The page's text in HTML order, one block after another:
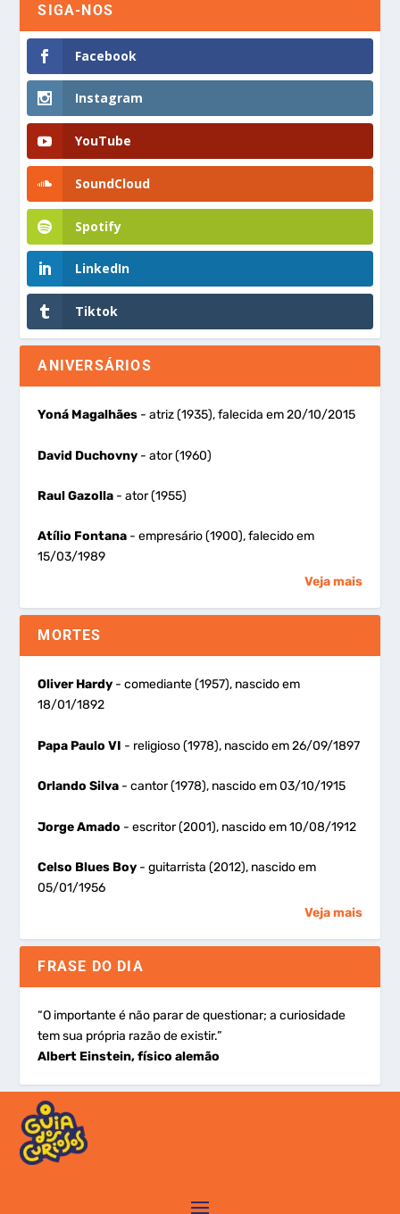
SIGA-NOS
Facebook
Instagram
YouTube
SoundCloud
Spotify
LinkedIn
Tiktok
ANIVERSÁRIOS
Yoná Magalhães - atriz (1935), falecida em 20/10/2015
David Duchovny - ator (1960)
Raul Gazolla - ator (1955)
Atílio Fontana - empresário (1900), falecido em
15/03/1989
Veja mais
MORTES
Oliver Hardy - comediante (1957), nascido em
18/01/1892
Papa Paulo VI - religioso (1978), nascido em 26/09/1897
Orlando Silva - cantor (1978), nascido em 03/10/1915
Jorge Amado - escritor (2001), nascido em 10/08/1912
Celso Blues Boy - guitarrista (2012), nascido em
05/01/1956
Veja mais
FRASE DO DIA
“O importante é não parar de questionar; a curiosidade
tem sua própria razão de existir.”
Albert Einstein, físico alemão